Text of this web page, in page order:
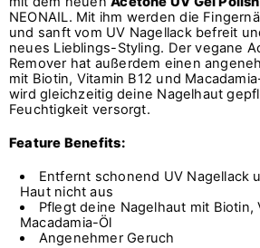
NEONAIL. Mit ihm werden die
und sanft vom UV Nagellack befreit
neues Lieblings-Styling. Der vegane
Remover hat außerdem einen
mit Biotin, Vitamin B12 und
wird gleichzeitig deine Nagelhaut
Feuchtigkeit versorgt.
Feature Benefits:
Entfernt schonend UV Nagellack
Haut nicht aus
Pflegt deine Nagelhaut mit Biotin,
Macadamia-Öl
Angenehmer Geruch